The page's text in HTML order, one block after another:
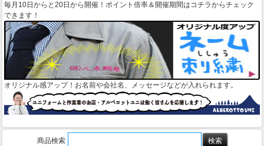
毎月10日からと20日から開催！ポイント倍率＆開催期間はコチラからチェック
できます！
オリジナル感アップ！お名前や会社名、メッセージなどが入れられます。
商品検索